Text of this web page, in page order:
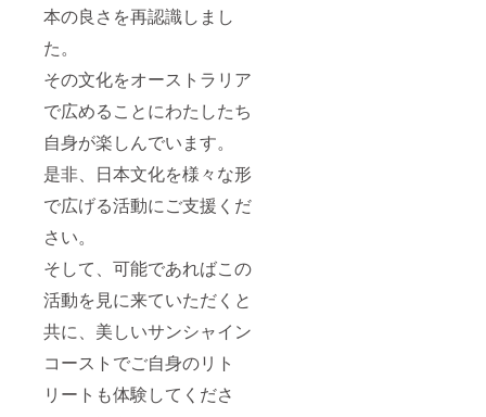
本の良さを再認識しまし
た。
その文化をオーストラリア
で広めることにわたしたち
自身が楽しんでいます。
是非、日本文化を様々な形
で広げる活動にご支援くだ
さい。
そして、可能であればこの
活動を見に来ていただくと
共に、美しいサンシャイン
コーストでご自身のリト
リートも体験してくださ